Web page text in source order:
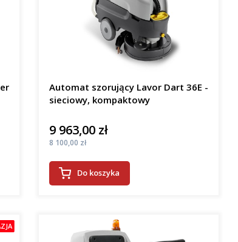
Automat szorujący Lavor Dart 36E -
sieciowy, kompaktowy
Cena
9 963,00 zł
Cena
8 100,00 zł
Do koszyka